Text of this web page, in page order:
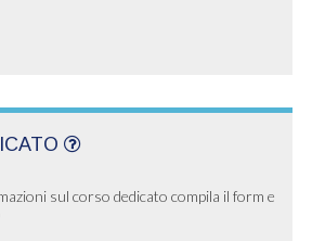
sul corso dedicato compila il form e